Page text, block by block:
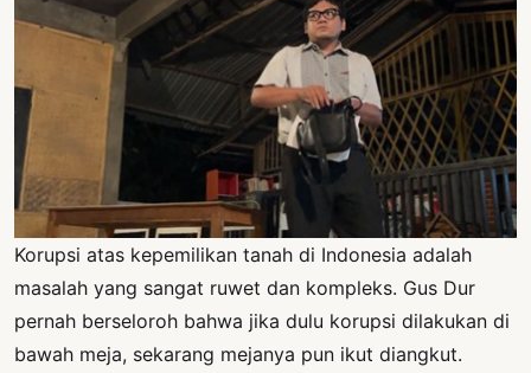
Korupsi atas kepemilikan tanah di Indonesia adalah
masalah yang sangat ruwet dan kompleks. Gus Dur
pernah berseloroh bahwa jika dulu korupsi dilakukan di
bawah meja, sekarang mejanya pun ikut diangkut.